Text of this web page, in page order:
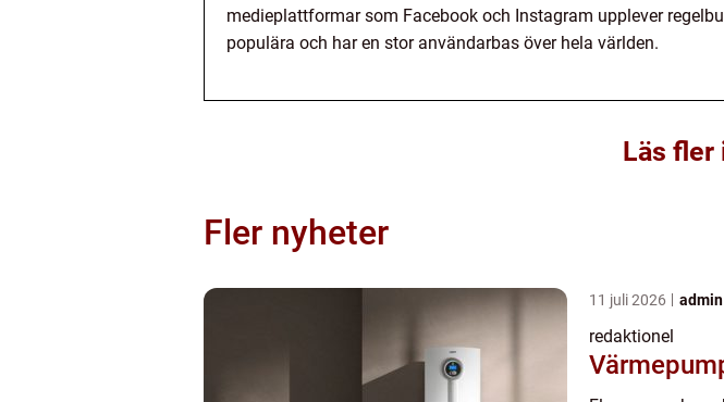
medieplattformar som Facebook och Instagram upplever
populära och har en stor användarbas över hela världen.
Läs fler
Fler nyheter
11 juli 2026 admin
redaktionel